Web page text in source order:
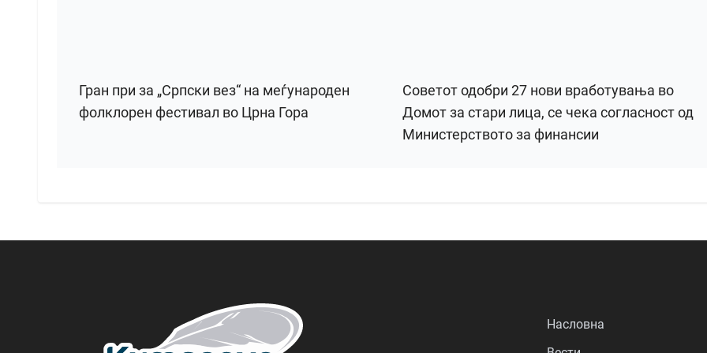
Гран при за „Српски вез“ на меѓународен
фолклорен фестивал во Црна Гора
Советот одобри 27 нови вработувања во
Домот за стари лица, се чека согласност од
Министерството за финансии
Насловна